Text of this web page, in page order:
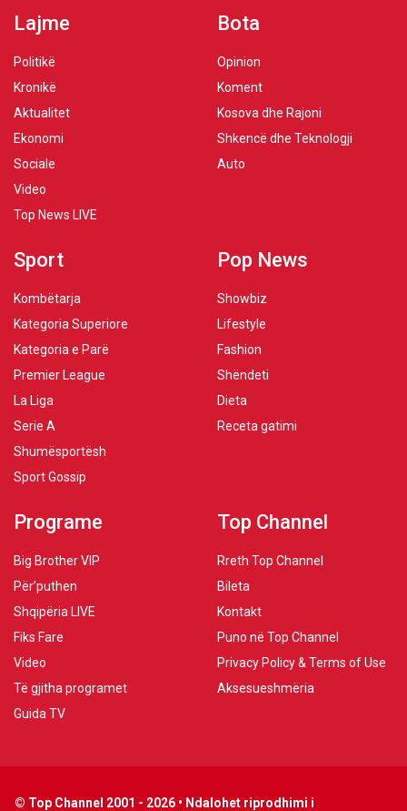
Lajme
Politikë
Kronikë
Aktualitet
Ekonomi
Sociale
Video
Top News LIVE
Bota
Opinion
Koment
Kosova dhe Rajoni
Shkencë dhe Teknologji
Auto
Sport
Kombëtarja
Kategoria Superiore
Kategoria e Parë
Premier League
La Liga
Serie A
Shumësportësh
Sport Gossip
Pop News
Showbiz
Lifestyle
Fashion
Shëndeti
Dieta
Receta gatimi
Programe
Big Brother VIP
Për’puthen
Shqipëria LIVE
Fiks Fare
Video
Të gjitha programet
Guida TV
Top Channel
Rreth Top Channel
Bileta
Kontakt
Puno në Top Channel
Privacy Policy & Terms of Use
Aksesueshmëria
© Top Channel 2001 - 2026 • Ndalohet riprodhimi i